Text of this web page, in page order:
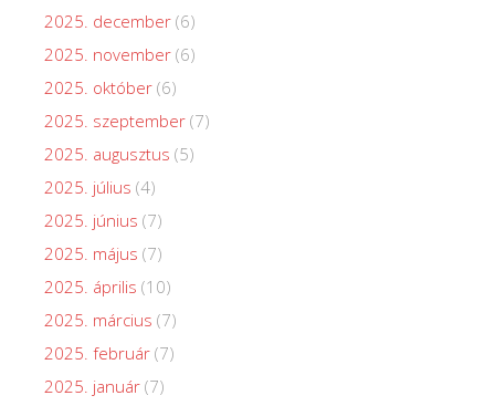
2025. december (6)
2025. november (6)
2025. október (6)
2025. szeptember (7)
2025. augusztus (5)
2025. július (4)
2025. június (7)
2025. május (7)
2025. április (10)
2025. március (7)
2025. február (7)
2025. január (7)